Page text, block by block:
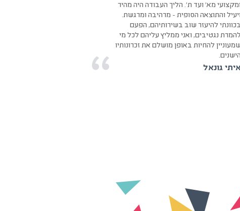
ומקצועי מא' ועד ת'. הליך העבודה היה מהיר
ויעיל והתוצאה הסופית - מרהיבה ומרגשת.
בכוונתי להיעזר שוב בשירותיהם, הפעם
נגטיבים, ואני ממליץ עליהם לכל מי
שמעוניין להחיות באופן מושלם את זכרונותיו
הישנים.
גונאל